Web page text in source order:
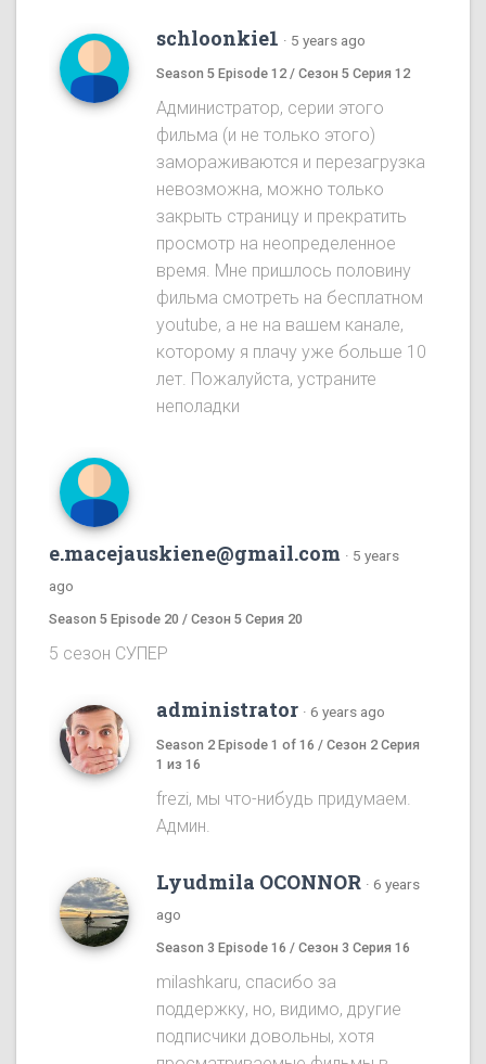
schloonkie1 · 5 years ago
Season 5 Episode 12 / Сезон 5 Серия 12
Администратор, серии этого
фильма (и не только этого)
замораживаются и перезагрузка
невозможна, можно только
закрыть страницу и прекратить
просмотр на неопределенное
время. Мне пришлось половину
фильма смотреть на бесплатном
youtube, а не на вашем канале,
которому я плачу уже больше 10
лет. Пожалуйста, устраните
неполадки
e.macejauskiene@gmail.com · 5 years
ago
Season 5 Episode 20 / Сезон 5 Серия 20
5 сезон СУПЕР
administrator · 6 years ago
Season 2 Episode 1 of 16 / Сезон 2 Серия
1 из 16
frezi, мы что-нибудь придумаем.
Админ.
Lyudmila OCONNOR · 6 years
ago
Season 3 Episode 16 / Сезон 3 Серия 16
milashkaru, спасибо за
поддержку, но, видимо, другие
подписчики довольны, хотя